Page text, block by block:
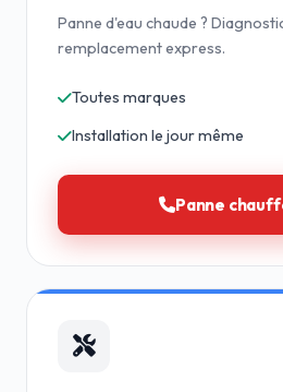
Panne d'eau chaude ?
remplacement express.
Toutes marques
Installation le jour même
Panne